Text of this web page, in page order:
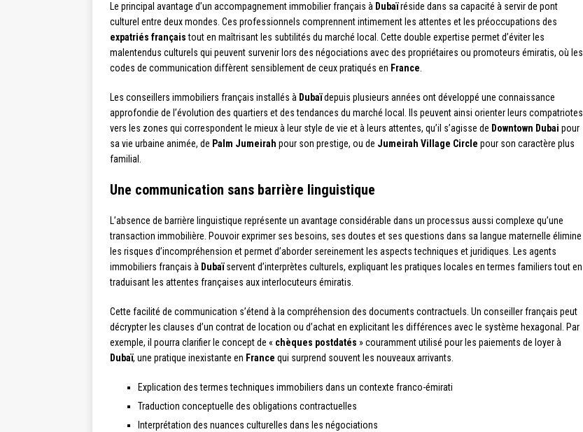
Le principal avantage d’un accompagnement immobilier français à Dubaïréside dans sa capacité à servir de pont
culturel entre deux mondes. Ces professionnels comprennent intimement les attentes et les préoccupations des
expatriés françaistout en maîtrisant les subtilités du marché local. Cette double expertise permet d’éviter les
malentendus culturels qui peuvent survenir lors des négociations avec des propriétaires ou promoteurs émiratis, où les
codes de communication diffèrent sensiblement de ceux pratiqués en France
Les conseillers immobiliers français installés à Dubaïdepuis plusieurs années ont développé une connaissance
approfondie de l’évolution des quartiers et des tendances du marché local. Ils peuvent ainsi orienter leurs compatriotes
vers les zones qui correspondent le mieux à leur style de vie et à leurs attentes, qu’il s’agisse de Downtown Dubai pour
sa vie urbaine animée, de Palm Jumeirah pour son prestige, ou de Jumeirah Village Circle pour son caractère plus
familial.
Une communication sans barrière linguistique
L’absence de barrière linguistique représente un avantage considérable dans un processus aussi complexe qu’une
transaction immobilière. Pouvoir exprimer ses besoins, ses doutes et ses questions dans sa langue maternelle élimine
les risques d’incompréhension et permet d’aborder sereinement les aspects techniques et juridiques. Les agents
immobiliers français à Dubaïservent d’interprètes culturels, expliquant les pratiques locales en termes familiers tout en
traduisant les attentes françaises aux interlocuteurs émiratis.
Cette facilité de communication s’étend à la compréhension des documents contractuels. Un conseiller français peut
décrypter les clauses d’un contrat de location ou d’achat en explicitant les différences avec le système hexagonal. Par
exemple, il pourra clarifier le concept de « chèques postdatés » couramment utilisé pour les paiements de loyer à
Dubaï, une pratique inexistante en France qui surprend souvent les nouveaux arrivants.
Explication des termes techniques immobiliers dans un contexte franco-émirati
Traduction conceptuelle des obligations contractuelles
Interprétation des nuances culturelles dans les négociations